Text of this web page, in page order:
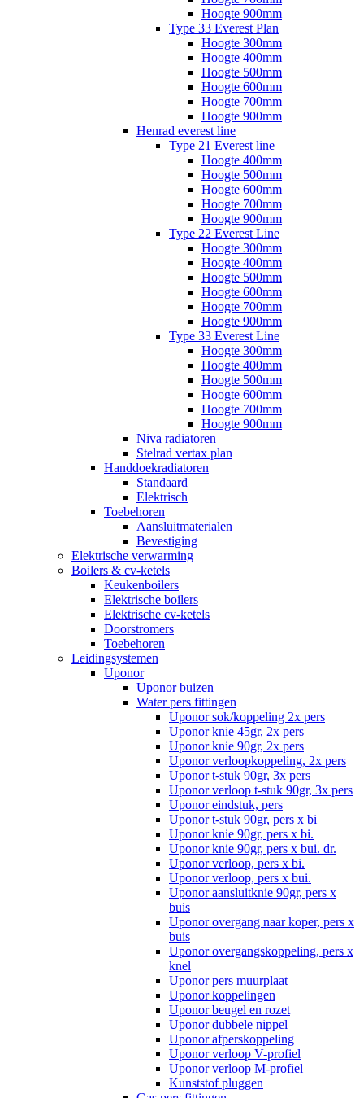
Hoogte 900mm
Type 33 Everest Plan
Hoogte 300mm
Hoogte 400mm
Hoogte 500mm
Hoogte 600mm
Hoogte 700mm
Hoogte 900mm
Henrad everest line
Type 21 Everest line
Hoogte 400mm
Hoogte 500mm
Hoogte 600mm
Hoogte 700mm
Hoogte 900mm
Type 22 Everest Line
Hoogte 300mm
Hoogte 400mm
Hoogte 500mm
Hoogte 600mm
Hoogte 700mm
Hoogte 900mm
Type 33 Everest Line
Hoogte 300mm
Hoogte 400mm
Hoogte 500mm
Hoogte 600mm
Hoogte 700mm
Hoogte 900mm
Niva radiatoren
Stelrad vertax plan
Handdoekradiatoren
Standaard
Elektrisch
Toebehoren
Aansluitmaterialen
Bevestiging
Elektrische verwarming
Boilers & cv-ketels
Keukenboilers
Elektrische boilers
Elektrische cv-ketels
Doorstromers
Toebehoren
Leidingsystemen
Uponor
Uponor buizen
Water pers fittingen
Uponor sok/koppeling 2x pers
Uponor knie 45gr, 2x pers
Uponor knie 90gr, 2x pers
Uponor verloopkoppeling, 2x pers
Uponor t-stuk 90gr, 3x pers
Uponor verloop t-stuk 90gr, 3x pers
Uponor eindstuk, pers
Uponor t-stuk 90gr, pers x bi
Uponor knie 90gr, pers x bi.
Uponor knie 90gr, pers x bui. dr.
Uponor verloop, pers x bi.
Uponor verloop, pers x bui.
Uponor aansluitknie 90gr, pers x
buis
Uponor overgang naar koper, pers x
buis
Uponor overgangskoppeling, pers x
knel
Uponor pers muurplaat
Uponor koppelingen
Uponor beugel en rozet
Uponor dubbele nippel
Uponor afperskoppeling
Uponor verloop V-profiel
Uponor verloop M-profiel
Kunststof pluggen